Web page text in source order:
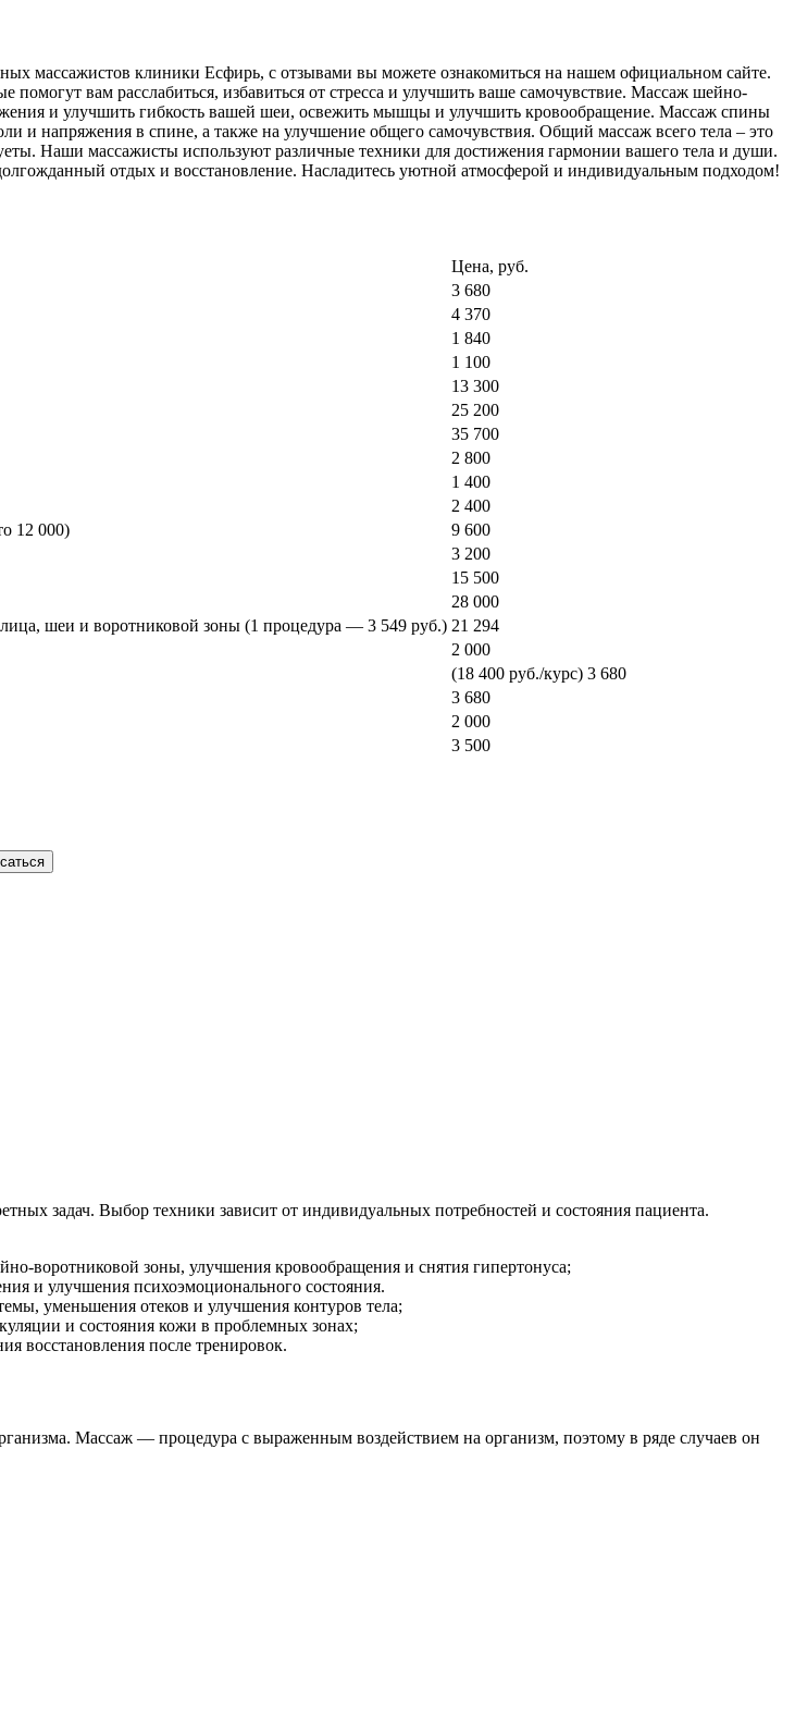
массажистов клиники Есфирь, с отзывами вы можете ознакомиться на нашем официальном сайте.
вам расслабиться, избавиться от стресса и улучшить ваше самочувствие. Массаж шейно-
и улучшить гибкость вашей шеи, освежить мышцы и улучшить кровообращение. Массаж спины
и напряжения в спине, а также на улучшение общего самочувствия. Общий массаж всего тела – это
Наши массажисты используют различные техники для достижения гармонии вашего тела и души.
отдых и восстановление. Насладитесь уютной атмосферой и индивидуальным подходом!
Цена, руб.
3 680
4 370
1 840
1 100
13 300
25 200
35 700
2 800
1 400
2 400
12 000)
9 600
3 200
15 500
28 000
шеи и воротниковой зоны (1 процедура — 3 549 руб.) 21 294
2 000
(18 400 руб./курс) 3 680
3 680
2 000
3 500
задач. Выбор техники зависит от индивидуальных потребностей и состояния пациента.
воротниковой зоны, улучшения кровообращения и снятия гипертонуса;
и улучшения психоэмоционального состояния.
уменьшения отеков и улучшения контуров тела;
и состояния кожи в проблемных зонах;
восстановления после тренировок.
Массаж — процедура с выраженным воздействием на организм, поэтому в ряде случаев он